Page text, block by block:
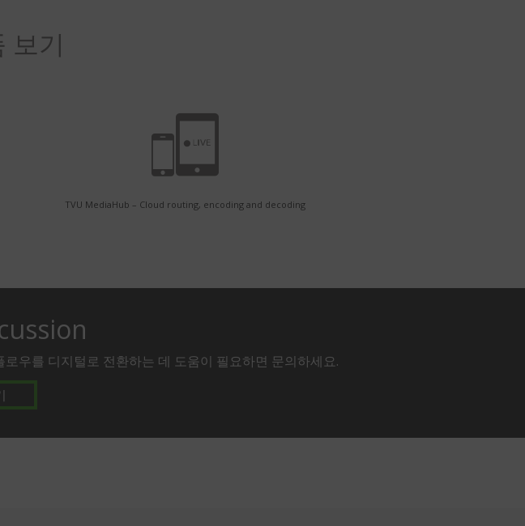
보기
TVU MediaHub – Cloud routing, encoding and decoding
우를 디지털로 전환하는 데 도움이 필요하면 문의하세요.